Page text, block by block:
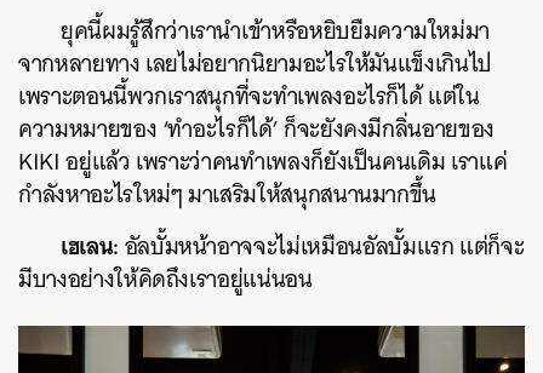
ยุคนี้ผมรู้สึกว่าเรานำเข้าหรือหยิบยืมความใหม่มา
จากหลายทาง เลยไม่อยากนิยามอะไรให้มันแข็งเกินไป
เพราะตอนนี้พวกเราสนุกที่จะทำเพลงอะไรก็ได้ แต่ใน
ความหมายของ ‘ทำอะไรก็ได้’ ก็จะยังคงมีกลิ่นอายของ
KIKI อยู่แล้ว เพราะว่าคนทำเพลงก็ยังเป็นคนเดิม เราแค่
กำลังหาอะไรใหม่ๆ มาเสริมให้สนุกสนานมากขึ้น
เฮเลน:อัลบั้มหน้าอาจจะไม่เหมือนอัลบั้มแรก แต่ก็จะ
มีบางอย่างให้คิดถึงเราอยู่แน่นอน